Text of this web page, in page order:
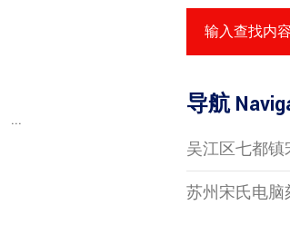
...
导航
吴江区七都
苏州宋氏电脑